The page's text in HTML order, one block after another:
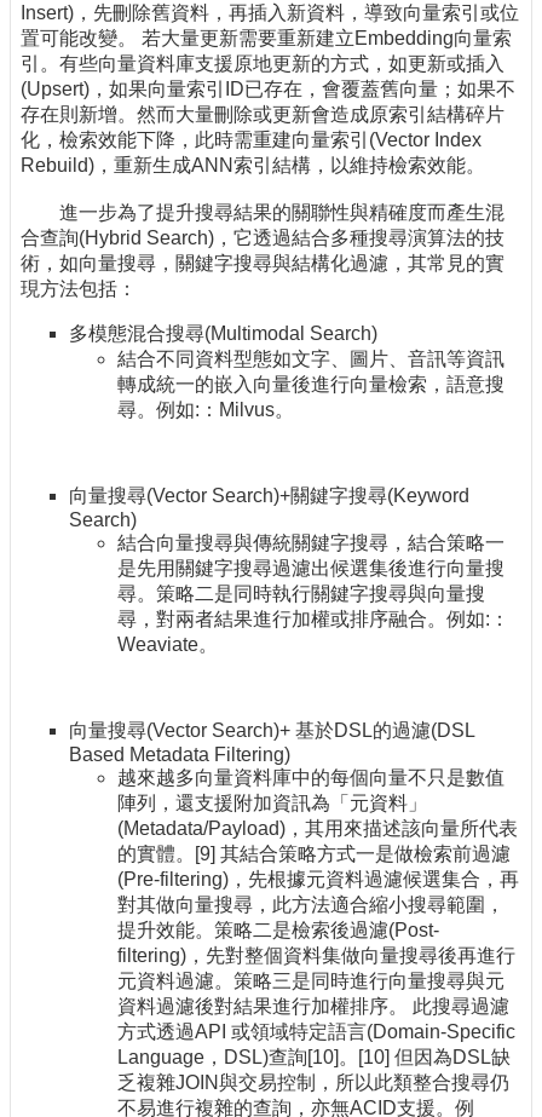
Insert)，先刪除舊資料，再插入新資料，導致向量索引或位
置可能改變。 若大量更新需要重新建立Embedding向量索
引。有些向量資料庫支援原地更新的方式，如更新或插入
(Upsert)，如果向量索引ID已存在，會覆蓋舊向量；如果不
存在則新增。然而大量刪除或更新會造成原索引結構碎片
化，檢索效能下降，此時需重建向量索引(Vector Index
Rebuild)，重新生成ANN索引結構，以維持檢索效能。
進一步為了提升搜尋結果的關聯性與精確度而產生混
合查詢(Hybrid Search)，它透過結合多種搜尋演算法的技
術，如向量搜尋，關鍵字搜尋與結構化過濾，其常見的實
現方法包括：
多模態混合搜尋(Multimodal Search)
結合不同資料型態如文字、圖片、音訊等資訊
轉成統一的嵌入向量後進行向量檢索，語意搜
尋。例如:：Milvus。
向量搜尋(Vector Search)+關鍵字搜尋(Keyword
Search)
結合向量搜尋與傳統關鍵字搜尋，結合策略一
是先用關鍵字搜尋過濾出候選集後進行向量搜
尋。策略二是同時執行關鍵字搜尋與向量搜
尋，對兩者結果進行加權或排序融合。例如:：
Weaviate。
向量搜尋(Vector Search)+ 基於DSL的過濾(DSL
Based Metadata Filtering)
越來越多向量資料庫中的每個向量不只是數值
陣列，還支援附加資訊為「元資料」
(Metadata/Payload)，其用來描述該向量所代表
的實體。[9] 其結合策略方式一是做檢索前過濾
(Pre-filtering)，先根據元資料過濾候選集合，再
對其做向量搜尋，此方法適合縮小搜尋範圍，
提升效能。策略二是檢索後過濾(Post-
filtering)，先對整個資料集做向量搜尋後再進行
元資料過濾。策略三是同時進行向量搜尋與元
資料過濾後對結果進行加權排序。 此搜尋過濾
方式透過API 或領域特定語言(Domain-Specific
Language，DSL)查詢[10]。[10] 但因為DSL缺
乏複雜JOIN與交易控制，所以此類整合搜尋仍
不易進行複雜的查詢，亦無ACID支援。例